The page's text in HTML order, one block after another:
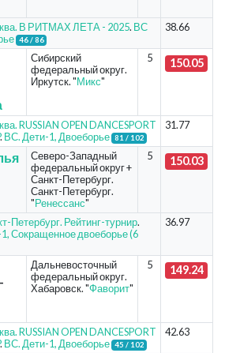
В РИТМАХ ЛЕТА - 2025. ВС
46 / 86
38.66
Сибирский
федеральный округ.
Иркутск. "Микс"
5 150.05
RUSSIAN OPEN DANCESPORT
. ВС. Дети-1, Двоеборье 81 / 102
31.77
Северо-Западный
федеральный округ +
Санкт-Петербург.
Санкт-Петербург.
"Ренессанс"
5 150.03
Петербург. Рейтинг-турнир.
Сокращенное двоеборье (6
36.97
Дальневосточный
федеральный округ.
Хабаровск. "Фаворит"
5 149.24
RUSSIAN OPEN DANCESPORT
. ВС. Дети-1, Двоеборье 45 / 102
42.63